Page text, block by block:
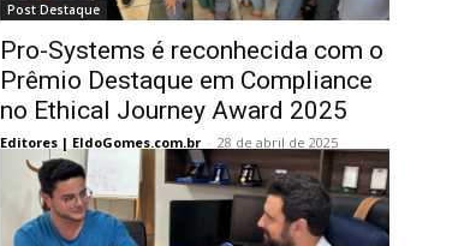
Post Destaque
Pro-Systems é reconhecida com o
Prêmio Destaque em Compliance
no Ethical Journey Award 2025
Editores | EldoGomes.com.br - 28 de abril de 2025